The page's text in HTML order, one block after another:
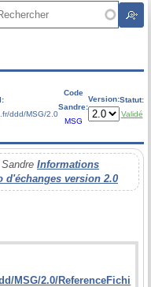
ddd/MSG/2.0
Code
Sandre:
MSG
Version:Statut:
Validé
Informations
d'échanges version 2.0
MSG/2.0/ReferenceFichi